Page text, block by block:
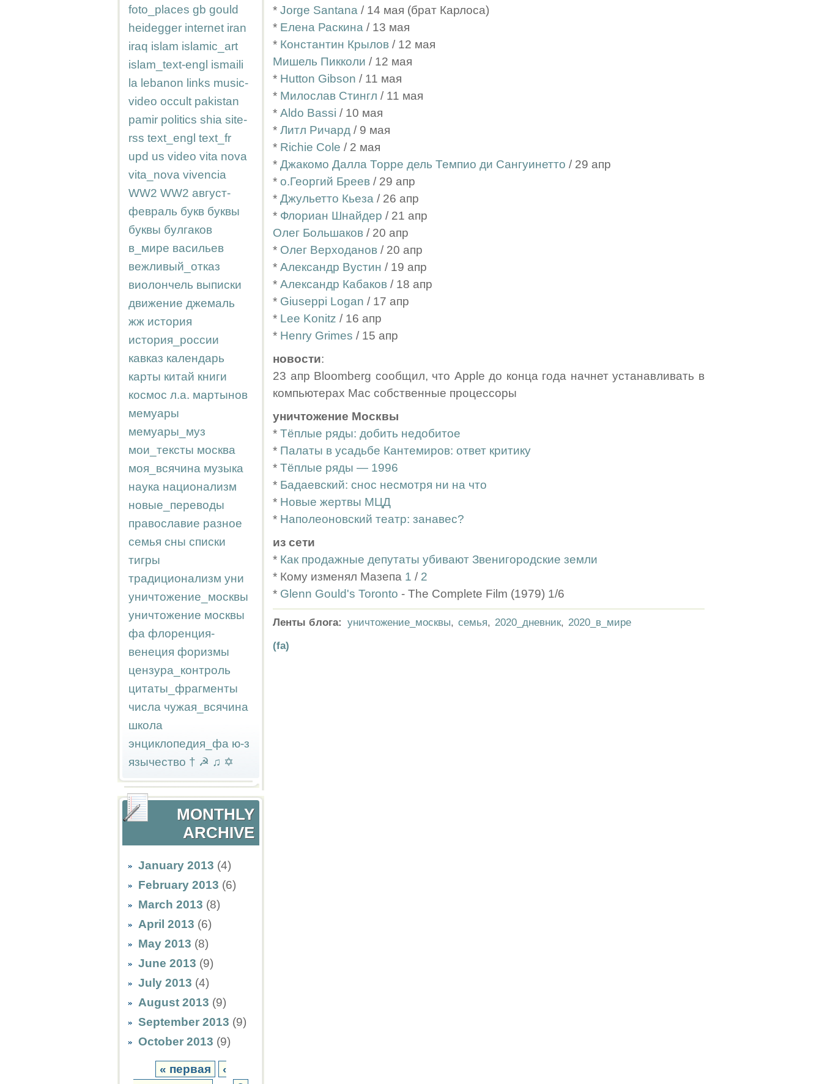
foto_places gb gould
heidegger internet iran
iraq islam islamic_art
islam_text-engl ismaili
la lebanon links music-
video occult pakistan
pamir politics shia site-
rss text_engl text_fr
upd us video vita nova
vita_nova vivencia
WW2 WW2 август-
февраль букв буквы
буквы булгаков
в_мире васильев
вежливый_отказ
виолончель выписки
движение джемаль
жж история
история_россии
кавказ календарь
карты китай книги
космос л.а. мартынов
мемуары
мемуары_муз
мои_тексты москва
моя_всячина музыка
наука национализм
новые_переводы
православие разное
семья сны списки
тигры
традиционализм уни
уничтожение_москвы
уничтожение москвы
фа флоренция-
венеция форизмы
цензура_контроль
цитаты_фрагменты
числа чужая_всячина
школа
энциклопедия_фа ю-з
язычество † ☭ ♫ ✡
MONTHLY
ARCHIVE
January 2013 (4)
February 2013 (6)
March 2013 (8)
April 2013 (6)
May 2013 (8)
June 2013 (9)
July 2013 (4)
August 2013 (9)
September 2013 (9)
October 2013 (9)
« первая
‹
* Jorge Santana / 14 мая (брат Карлоса)
* Елена Раскина / 13 мая
* Константин Крылов / 12 мая
Мишель Пикколи / 12 мая
* Hutton Gibson / 11 мая
* Милослав Стингл / 11 мая
* Aldo Bassi / 10 мая
* Литл Ричард / 9 мая
* Richie Cole / 2 мая
* Джакомо Далла Торре дель Темпио ди Сангуинетто / 29 апр
* о.Георгий Бреев / 29 апр
* Джульетто Кьеза / 26 апр
* Флориан Шнайдер / 21 апр
Олег Большаков / 20 апр
* Олег Верходанов / 20 апр
* Александр Вустин / 19 апр
* Александр Кабаков / 18 апр
* Giuseppi Logan / 17 апр
* Lee Konitz / 16 апр
* Henry Grimes / 15 апр
новости:
23 апр Bloomberg сообщил, что Apple до конца года начнет устанавливать в
компьютерах Mac собственные процессоры
уничтожение Москвы
* Тёплые ряды: добить недобитое
* Палаты в усадьбе Кантемиров: ответ критику
* Тёплые ряды — 1996
* Бадаевский: снос несмотря ни на что
* Новые жертвы МЦД
* Наполеоновский театр: занавес?
из сети
* Как продажные депутаты убивают Звенигородские земли
* Кому изменял Мазепа 1 / 2
* Glenn Gould's Toronto - The Complete Film (1979) 1/6
Ленты блога: уничтожение_москвы, семья, 2020_дневник, 2020_в_мире
(fa)